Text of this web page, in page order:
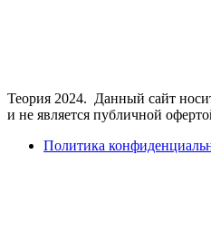
Теория 2024. Данный сайт
и не является публичной
Политика